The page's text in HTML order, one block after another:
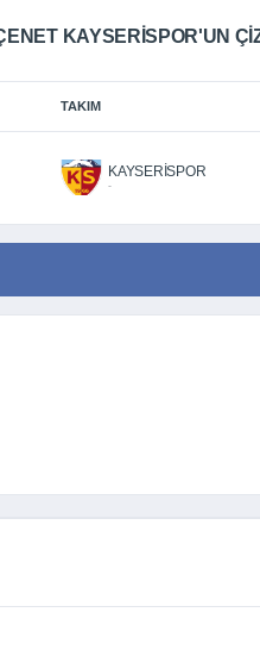
KAYSERISPOR'UN
TAKIM
KAYSERİSPOR
-